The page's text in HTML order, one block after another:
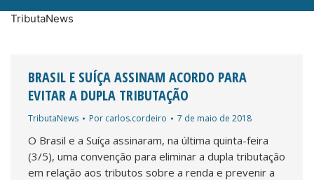
TributaNews
BRASIL E SUÍÇA ASSINAM ACORDO PARA
EVITAR A DUPLA TRIBUTAÇÃO
TributaNews Por carlos.cordeiro 7 de maio de 2018
O Brasil e a Suíça assinaram, na última quinta-feira
(3/5), uma convenção para eliminar a dupla tributação
em relação aos tributos sobre a renda e prevenir a